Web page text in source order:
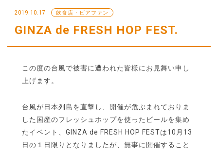
2019.10.17 飲食店・ビアファン
GINZA de FRESH HOP FEST.
この度の台風で被害に遭われた皆様にお見舞い申し
上げます。
台風が日本列島を直撃し、開催が危ぶまれておりま
した国産のフレッシュホップを使ったビールを集め
たイベント、GINZA de FRESH HOP FESTは10月13
日の１日限りとなりましたが、無事に開催すること